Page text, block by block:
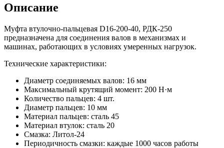
Описание
Муфта втулочно-пальцевая D16-200-40, РДК-250
предназначена для соединения валов в механизмах и
машинах, работающих в условиях умеренных нагрузок.
Технические характеристики:
Диаметр соединяемых валов: 16 мм
Максимальный крутящий момент: 200 Н·м
Количество пальцев: 4 шт.
Диаметр пальцев: 10 мм
Материал пальцев: сталь 45
Материал втулок: сталь 20
Смазка: Литол-24
Периодичность смазки: каждые 1000 часов работы